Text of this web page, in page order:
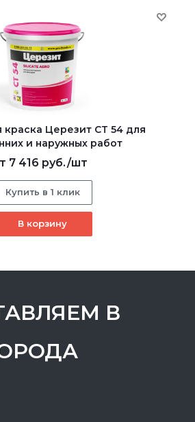
краска Церезит CT 54 для
и наружных работ
7 416 руб./шт
Купить в 1 клик
В корзину
В